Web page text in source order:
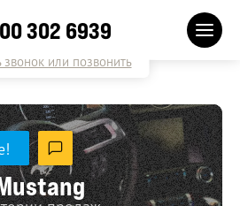
302 6939
звонок или позвонить